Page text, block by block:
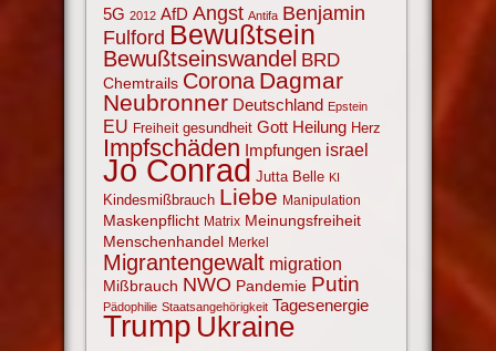
5G 2012 AfD Angst Antifa Benjamin
Fulford Bewußtsein
Bewußtseinswandel BRD
Chemtrails Corona Dagmar
Neubronner Deutschland Epstein
EU Freiheit gesundheit Gott Heilung Herz
Impfschäden Impfungen israel
Jo Conrad Jutta Belle KI
Kindesmißbrauch Liebe Manipulation
Maskenpflicht Matrix Meinungsfreiheit
Menschenhandel Merkel
Migrantengewalt migration
Mißbrauch NWO Pandemie Putin
Pädophilie Staatsangehörigkeit Tagesenergie
Trump Ukraine